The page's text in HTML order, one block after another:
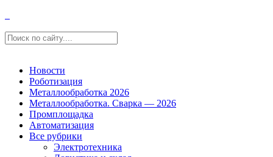
Новости
Роботизация
Металлообработка 2026
Металлообработка. Сварка — 2026
Промплощадка
Автоматизация
Все рубрики
Электротехника